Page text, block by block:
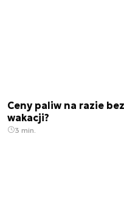
Ceny paliw na razie
wakacji?
3 min.